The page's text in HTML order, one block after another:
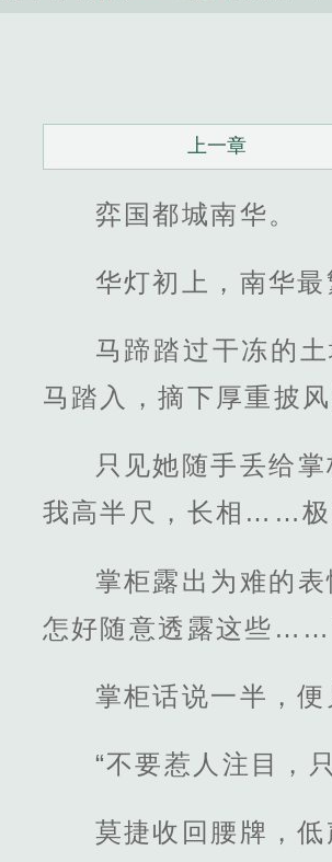
上一章
弈国都城南华。
华灯初上，南华
马蹄踏过干冻的
马踏入，摘下厚重披
只见她随手丢给
我高半尺，长相……极
掌柜露出为难的
怎好随意透露这些
掌柜话说一半，
“不要惹人注目，
莫捷收回腰牌，低